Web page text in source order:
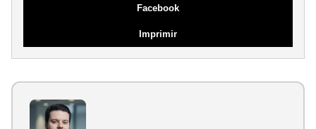
Facebook
Imprimir